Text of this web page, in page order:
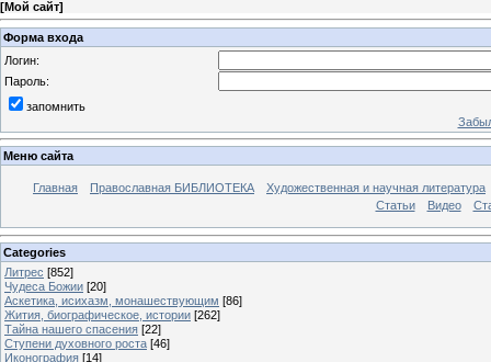
[Мой сайт]
Форма входа
Логин:
Пароль:
запомнить
Меню сайта
Главная Православная БИБЛИОТЕКА
Художественная и научная литература
Статьи
Видео
Categories
Литрес [852]
Чудеса Божии [20]
Аскетика, исихазм, монашествующим [86]
Жития, биографическое, истории [262]
Тайна нашего спасения [22]
Ступени духовного роста [46]
Иконография [14]